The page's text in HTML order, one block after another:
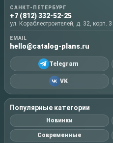
САНКТ-ПЕТЕРБУРГ
+7 (812) 332-52-25
ул. Кораблестроителей, д. 32, корп. 3
EMAIL
hello@catalog-plans.ru
Telegram
VK
Популярные категории
Новинки
Современные